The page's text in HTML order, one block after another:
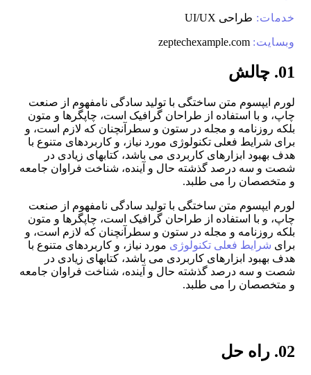
خدمات:طراحی UI/UX
وبسایت:zeptechexample.com
01. چالش
لورم ایپسوم متن ساختگی با تولید سادگی نامفهوم از صنعت
چاپ، و با استفاده از طراحان گرافیک است، چاپگرها و متون
بلکه روزنامه و مجله در ستون و سطرآنچنان که لازم است، و
برای شرایط فعلی تکنولوژی مورد نیاز، و کاربردهای متنوع با
هدف بهبود ابزارهای کاربردی می باشد، کتابهای زیادی در
شصت و سه درصد گذشته حال و آینده، شناخت فراوان جامعه
و متخصصان را می طلبد.
لورم ایپسوم متن ساختگی با تولید سادگی نامفهوم از صنعت
چاپ، و با استفاده از طراحان گرافیک است، چاپگرها و متون
بلکه روزنامه و مجله در ستون و سطرآنچنان که لازم است، و
برایشرایط فعلی تکنولوژیمورد نیاز، و کاربردهای متنوع با
هدف بهبود ابزارهای کاربردی می باشد، کتابهای زیادی در
شصت و سه درصد گذشته حال و آینده، شناخت فراوان جامعه
و متخصصان را می طلبد.
02. راه حل